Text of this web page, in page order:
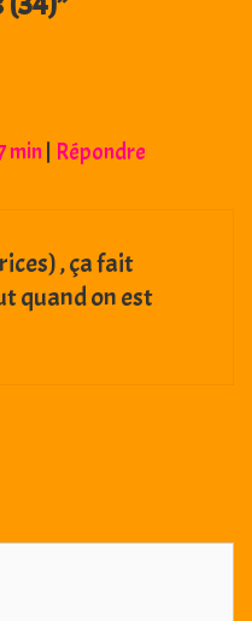
min | Répondre
, ça fait
quand on est